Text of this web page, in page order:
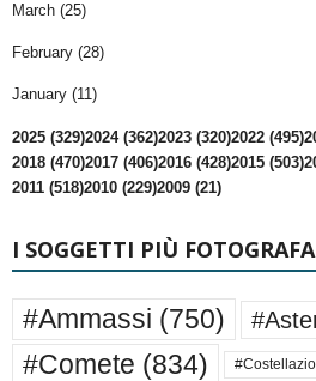
March (25)
February (28)
January (11)
2025 (329)2024 (362)2023 (320)2022 (495)
2018 (470)2017 (406)2016 (428)2015 (503)
2011 (518)2010 (229)2009 (21)
I SOGGETTI PIÙ
#Ammassi (750)
#Comete (834)